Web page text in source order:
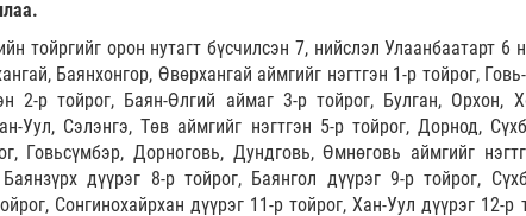
тойргийг орон нутагт бүсчилсэн 7, нийслэл Улаанбаатарт 6
Баянхонгор, Өвөрхангай аймгийг нэгтгэн 1-р тойрог,
2-р тойрог, Баян-Өлгий аймаг 3-р тойрог, Булган, Орхон,
Уул, Сэлэнгэ, Төв аймгийг нэгтгэн 5-р тойрог, Дорнод,
Говьсүмбэр, Дорноговь, Дундговь, Өмнөговь аймгийг
дүүрэг 8-р тойрог, Баянгол дүүрэг 9-р тойрог,
Сонгинохайрхан дүүрэг 11-р тойрог, Хан-Уул дүүрэг 12-р